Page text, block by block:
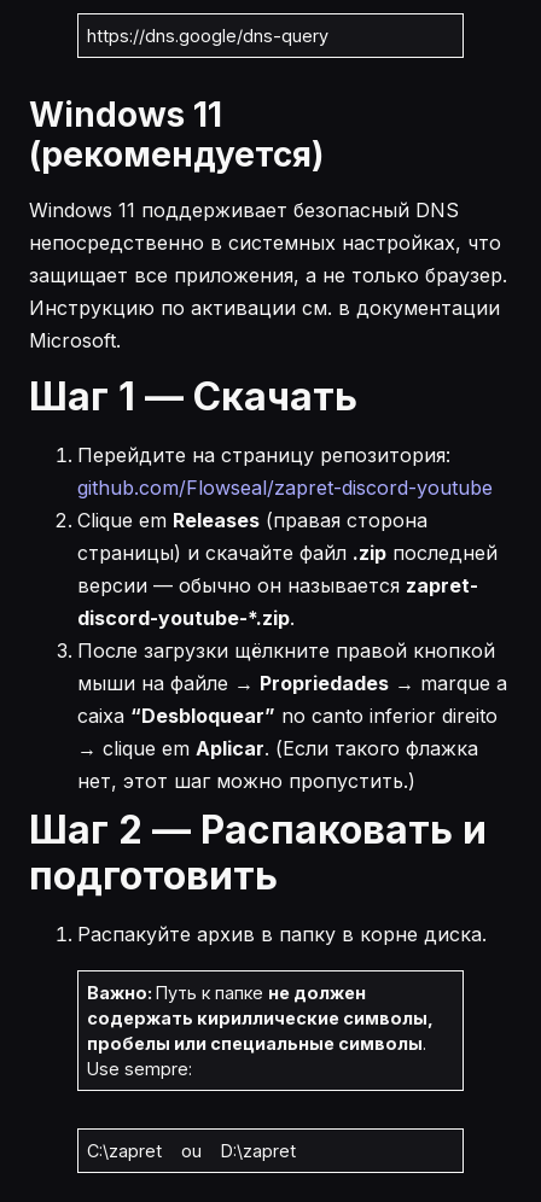
https://dns.google/dns-query
Windows 11
(рекомендуется)
Windows 11 поддерживает безопасный DNS
непосредственно в системных настройках, что
защищает все приложения, а не только браузер.
Инструкцию по активации см. в документации
Microsoft.
Шаг 1 — Скачать
Перейдите на страницу репозитория:
github.com/Flowseal/zapret-discord-youtube
Clique em Releases (правая сторона
страницы) и скачайте файл .zip последней
версии — обычно он называется zapret-
discord-youtube-*.zip.
После загрузки щёлкните правой кнопкой
мыши на файле → Propriedades → marque a
caixa “Desbloquear” no canto inferior direito
→ clique em Aplicar. (Если такого флажка
нет, этот шаг можно пропустить.)
Шаг 2 — Распаковать и
подготовить
Распакуйте архив в папку в корне диска.
Важно:Путь к папке не должен
содержать кириллические символы,
пробелы или специальные символы.
Use sempre:
C:\zapret ou D:\zapret